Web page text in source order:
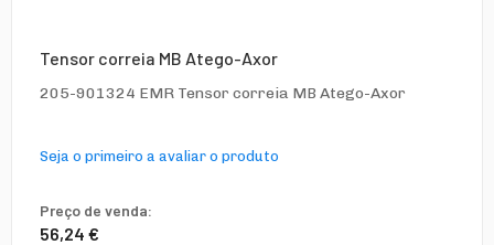
Tensor correia MB Atego-Axor
205-901324 EMR Tensor correia MB Atego-Axor
Seja o primeiro a avaliar o produto
Preço de venda:
56,24 €